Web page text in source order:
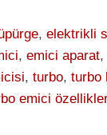
, elektrikli
, emici aparat,
, turbo, turbo
emici